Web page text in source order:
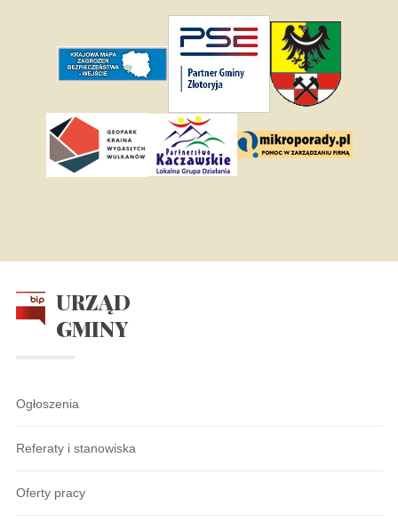
URZĄD
GMINY
Ogłoszenia
Referaty i stanowiska
Oferty pracy